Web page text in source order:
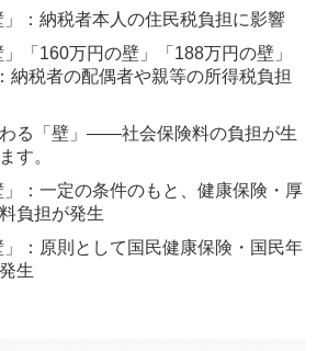
：納税者本人の住民税負担に影響
「160万円の壁」「188万円の壁」
納税者の配偶者や親等の所得税負担
る「壁」――社会保険料の負担が生
す。
：一定の条件のもと、健康保険・厚
負担が発生
：原則として国民健康保険・国民年
生